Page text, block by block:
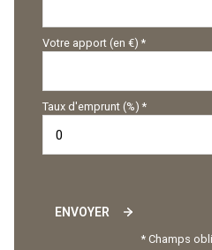
Votre apport (en €) *
Taux d'emprunt (%) *
ENVOYER
* Champs